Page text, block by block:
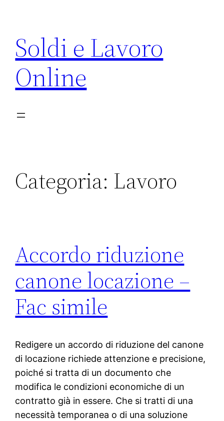
contenuto
Soldi e Lavoro
Online
Categoria: Lavoro
Accordo riduzione
canone locazione –
Fac simile
Redigere un accordo di riduzione del canone
di locazione richiede attenzione e precisione,
poiché si tratta di un documento che
modifica le condizioni economiche di un
contratto già in essere. Che si tratti di una
necessità temporanea o di una soluzione